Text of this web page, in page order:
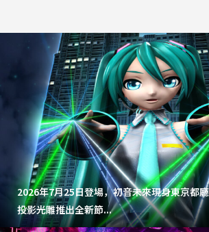
2026年7月25日登場，初音未來現身東京都
投影光雕推出全新節...